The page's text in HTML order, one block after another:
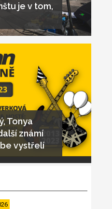
je v tom,
Tonya
známí
vystřelí